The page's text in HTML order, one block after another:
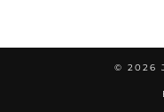
© 2026